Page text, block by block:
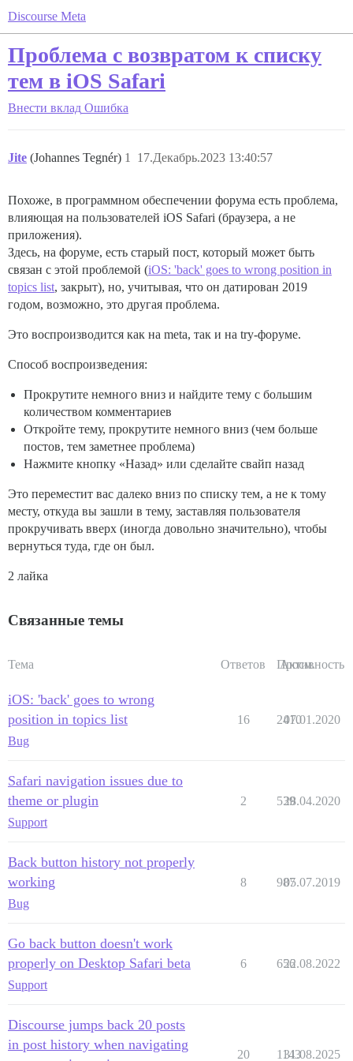
Discourse Meta
Проблема с возвратом к списку
тем в iOS Safari
Внести вклад Ошибка
Jite (Johannes Tegnér) 17.Декабрь.2023 13:40:57
1
Похоже, в программном обеспечении форума есть проблема,
влияющая на пользователей iOS Safari (браузера, а не
приложения).
Здесь, на форуме, есть старый пост, который может быть
связан с этой проблемой (iOS: 'back' goes to wrong position in
topics list, закрыт), но, учитывая, что он датирован 2019
годом, возможно, это другая проблема.
Это воспроизводится как на meta, так и на try-форуме.
Способ воспроизведения:
Прокрутите немного вниз и найдите тему с большим
количеством комментариев
Откройте тему, прокрутите немного вниз (чем больше
постов, тем заметнее проблема)
Нажмите кнопку «Назад» или сделайте свайп назад
Это переместит вас далеко вниз по списку тем, а не к тому
месту, откуда вы зашли в тему, заставляя пользователя
прокручивать вверх (иногда довольно значительно), чтобы
вернуться туда, где он был.
2 лайка
Связанные темы
Тема Ответов Просм.
Активность
iOS: 'back' goes to wrong
position in topics list
Bug
16 2410
07.01.2020
Safari navigation issues due to
theme or plugin
Support
2 539
28.04.2020
Back button history not properly
working
Bug
8 987
05.07.2019
Go back button doesn't work
properly on Desktop Safari beta
Support
6 656
22.08.2022
Discourse jumps back 20 posts
in post history when navigating
20 1143
31.08.2025